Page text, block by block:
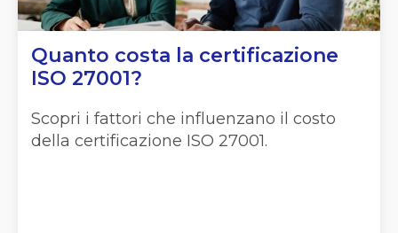
Quanto costa la certificazione
ISO 27001?
Scopri i fattori che influenzano il costo
della certificazione ISO 27001.